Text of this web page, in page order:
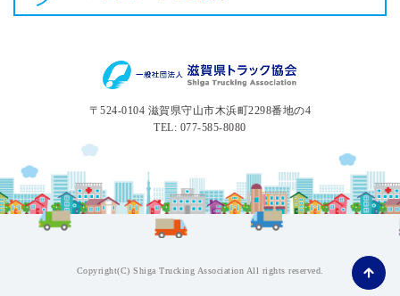
〒524-0104 滋賀県守山市木浜町2298番地の4
TEL: 077-585-8080
Copyright(C) Shiga Trucking Association All rights reserved.